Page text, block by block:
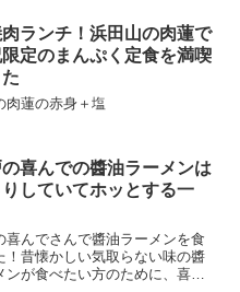
チセットについて、詳しくレポ
布に優しく...
ランチ！浜田山の肉蓮で
定のまんぷく定食を満喫
肉蓮の赤身＋塩
喜んでの醬油ラーメンは
していてホッとする一
喜んでさんで醬油ラーメンを食
！昔懐かしい気取らない味の醬
ンが食べたい方のために、喜ん